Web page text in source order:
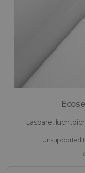
Lasbare,
Unsupported